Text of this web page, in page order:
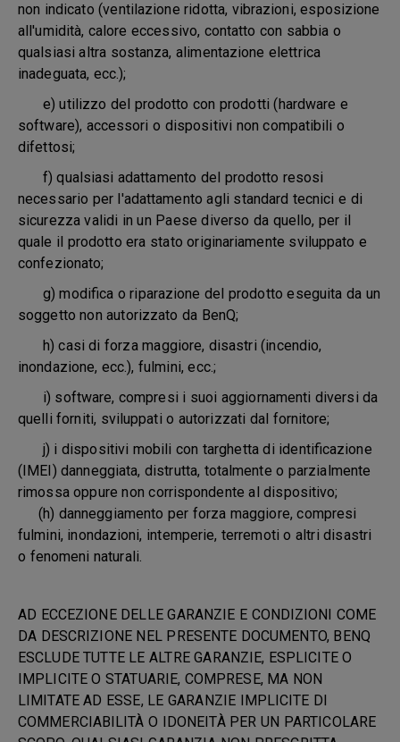
non indicato (ventilazione ridotta, vibrazioni, esposizione
all'umidità, calore eccessivo, contatto con sabbia o
qualsiasi altra sostanza, alimentazione elettrica
inadeguata, ecc.);
e) utilizzo del prodotto con prodotti (hardware e
software), accessori o dispositivi non compatibili o
difettosi;
f) qualsiasi adattamento del prodotto resosi
necessario per l'adattamento agli standard tecnici e di
sicurezza validi in un Paese diverso da quello, per il
quale il prodotto era stato originariamente sviluppato e
confezionato;
g) modifica o riparazione del prodotto eseguita da un
soggetto non autorizzato da BenQ;
h) casi di forza maggiore, disastri (incendio,
inondazione, ecc.), fulmini, ecc.;
i) software, compresi i suoi aggiornamenti diversi da
quelli forniti, sviluppati o autorizzati dal fornitore;
j) i dispositivi mobili con targhetta di identificazione
(IMEI) danneggiata, distrutta, totalmente o parzialmente
rimossa oppure non corrispondente al dispositivo;
(h) danneggiamento per forza maggiore, compresi
fulmini, inondazioni, intemperie, terremoti o altri disastri
o fenomeni naturali.
AD ECCEZIONE DELLE GARANZIE E CONDIZIONI COME
DA DESCRIZIONE NEL PRESENTE DOCUMENTO, BENQ
ESCLUDE TUTTE LE ALTRE GARANZIE, ESPLICITE O
IMPLICITE O STATUARIE, COMPRESE, MA NON
LIMITATE AD ESSE, LE GARANZIE IMPLICITE DI
COMMERCIABILITÀ O IDONEITÀ PER UN PARTICOLARE